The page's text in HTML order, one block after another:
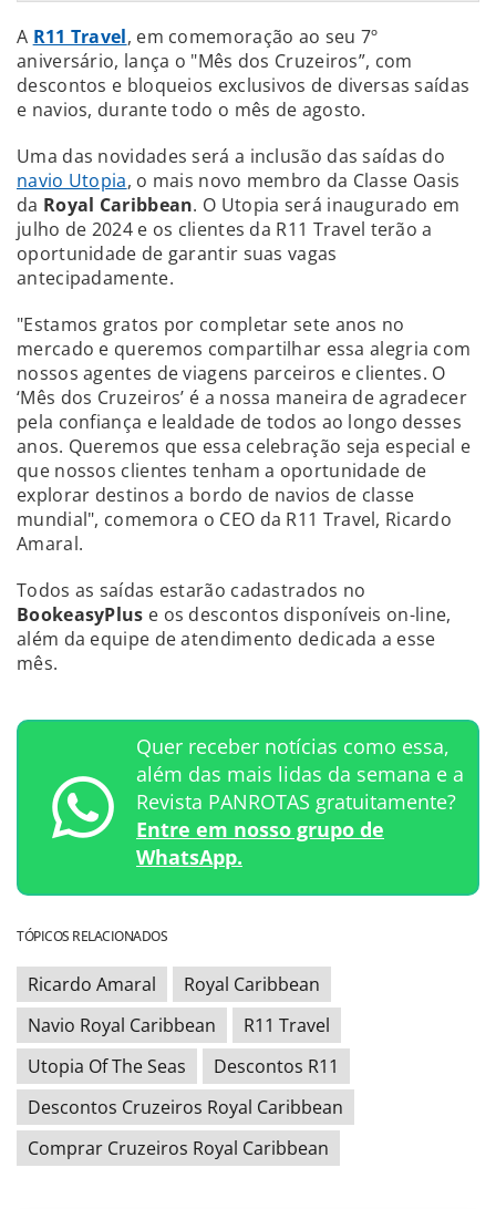
A R11 Travel, em comemoração ao seu 7º
aniversário, lança o "Mês dos Cruzeiros”, com
descontos e bloqueios exclusivos de diversas saídas
e navios, durante todo o mês de agosto.
Uma das novidades será a inclusão das saídas do
navio Utopia, o mais novo membro da Classe Oasis
da Royal Caribbean. O Utopia será inaugurado em
julho de 2024 e os clientes da R11 Travel terão a
oportunidade de garantir suas vagas
antecipadamente.
"Estamos gratos por completar sete anos no
mercado e queremos compartilhar essa alegria com
nossos agentes de viagens parceiros e clientes. O
‘Mês dos Cruzeiros’ é a nossa maneira de agradecer
pela confiança e lealdade de todos ao longo desses
anos. Queremos que essa celebração seja especial e
que nossos clientes tenham a oportunidade de
explorar destinos a bordo de navios de classe
mundial", comemora o CEO da R11 Travel, Ricardo
Amaral.
Todos as saídas estarão cadastrados no
BookeasyPlus e os descontos disponíveis on-line,
além da equipe de atendimento dedicada a esse
mês.
Quer receber notícias como essa,
além das mais lidas da semana e a
Revista PANROTAS gratuitamente?
Entre em nosso grupo de
WhatsApp.
TÓPICOS RELACIONADOS
Ricardo Amaral
Royal Caribbean
Navio Royal Caribbean
R11 Travel
Utopia Of The Seas
Descontos R11
Descontos Cruzeiros Royal Caribbean
Comprar Cruzeiros Royal Caribbean